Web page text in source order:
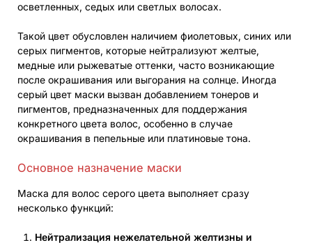
осветленных, седых или светлых волосах.
Такой цвет обусловлен наличием фиолетовых, синих или
серых пигментов, которые нейтрализуют желтые,
медные или рыжеватые оттенки, часто возникающие
после окрашивания или выгорания на солнце. Иногда
серый цвет маски вызван добавлением тонеров и
пигментов, предназначенных для поддержания
конкретного цвета волос, особенно в случае
окрашивания в пепельные или платиновые тона.
Основное назначение маски
Маска для волос серого цвета выполняет сразу
несколько функций:
Нейтрализация нежелательной желтизны и